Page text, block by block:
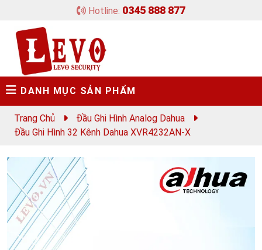
Hotline: 0345 888 877
DANH MỤC SẢN PHẨM
Trang Chủ
Đầu Ghi Hình Analog Dahua
Đầu Ghi Hình 32 Kênh Dahua XVR4232AN-X